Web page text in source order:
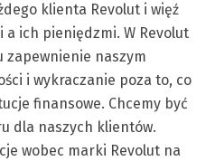
klienta Revolut i więź
ich pieniędzmi. W Revolut
zapewnienie naszym
i wykraczanie poza to, co
finansowe. Chcemy być
dla naszych klientów.
wobec marki Revolut na